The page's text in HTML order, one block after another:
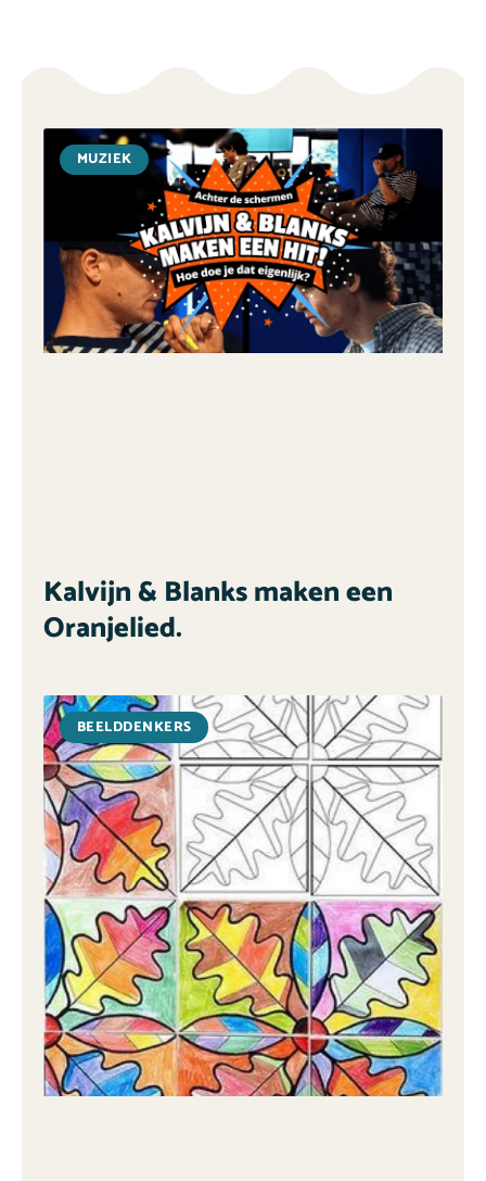
MUZIEK
Kalvijn & Blanks maken een
Oranjelied.
BEELDDENKERS